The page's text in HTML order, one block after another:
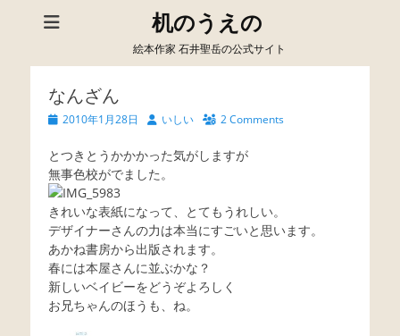
机のうえの
絵本作家 石井聖岳の公式サイト
なんざん
Posted2010年1月28日 Authorいしい 2 Comments
とつきとうかかかった気がしますが
無事色校がでました。
きれいな表紙になって、とてもうれしい。
デザイナーさんの力は本当にすごいと思います。
あかね書房から出版されます。
春には本屋さんに並ぶかな？
新しいベイビーをどうぞよろしく
お兄ちゃんのほうも、ね。